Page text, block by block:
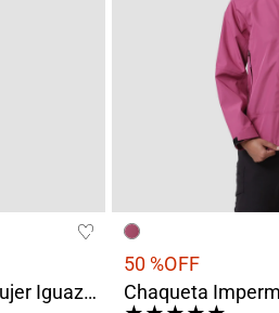
Chaqueta Impermeable Mujer Iguazú Print Naranja
50 %OFF